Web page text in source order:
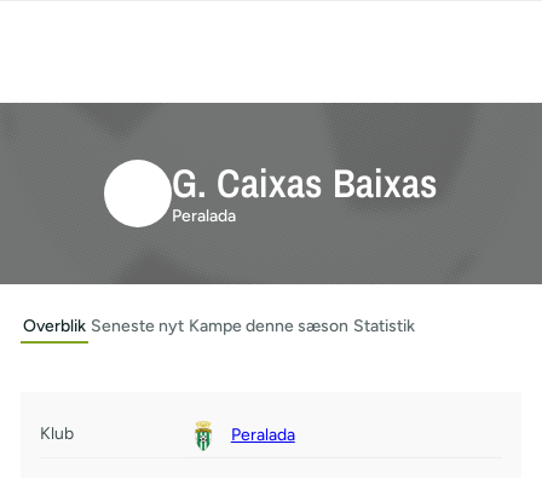
G. Caixas Baixas
Peralada
Overblik Seneste nyt Kampe denne sæson Statistik
Klub Peralada